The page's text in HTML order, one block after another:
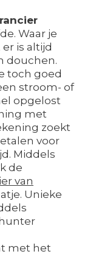
Waar je
is altijd
douchen.
toch goed
stroom- of
opgelost
met
zoekt
voor
Middels
de
van
Unieke
met het